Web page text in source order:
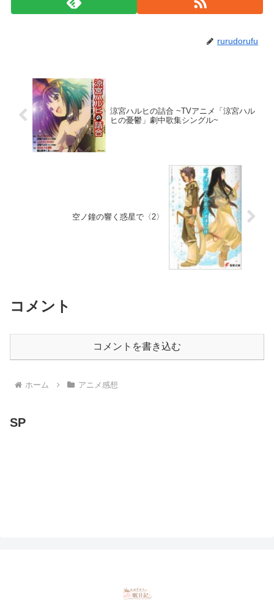
rurudorufu
涼宮ハルヒの詰合 ~TVアニメ「涼宮ハル
ヒの憂鬱」劇中歌集シングル~
空ノ鐘の響く惑星で〈2〉
コメント
コメントを書き込む
ホーム アニメ感想
SP